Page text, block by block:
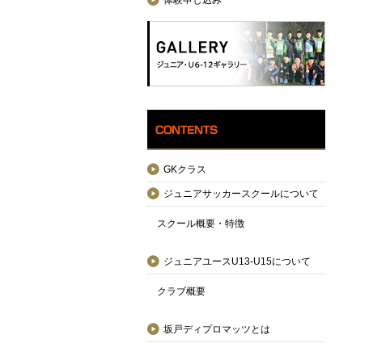
GKクラス
ジュニアサッカースクールについて
スクール概要・特徴
ジュニアユースU13-U15について
クラブ概要
坂戸ディプロマッツとは